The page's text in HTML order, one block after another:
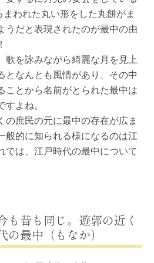
われた丸い形をした丸餅がま
うだと表現されたのが最中の由
歌を詠みながら綺麗な月を見上
となんとも風情があり、その中
ことから名前がとられた最中は
よね。
の庶民の元に最中の存在が広ま
般的に知られる様になるのは江
では、江戸時代の最中について
も昔も同じ。遊郭の近く
最中（もなか）